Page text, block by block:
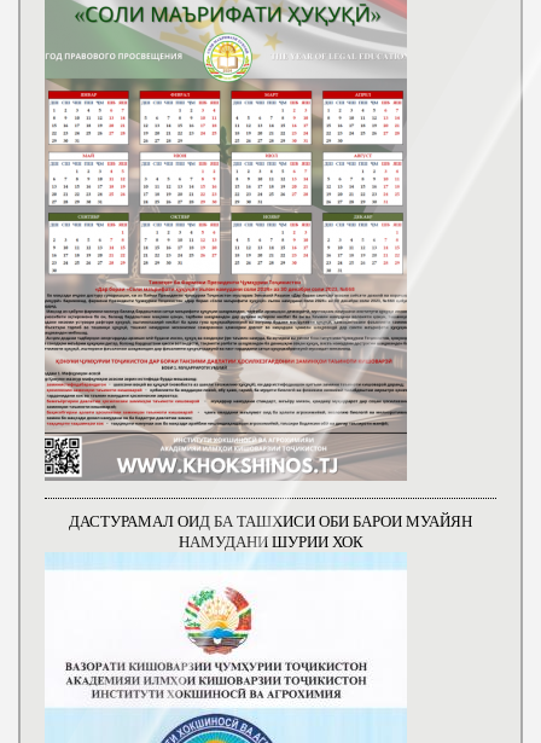
ДАСТУРАМАЛ ОИД БА ТАШХИСИ ОБИ БАРОИ МУАЙЯН
НАМУДАНИ ШУРИИ ХОК